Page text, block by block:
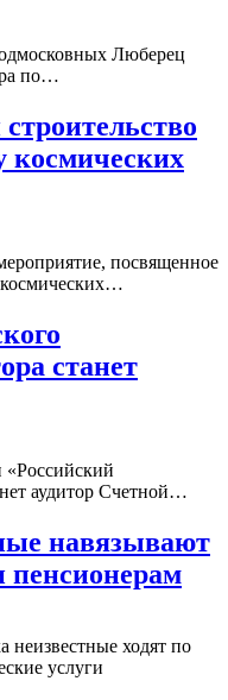
Люберец
по…
космических
посвященное
космических…
станет
аудитор Счетной…
навязывают
пенсионерам
ходят по
услуги